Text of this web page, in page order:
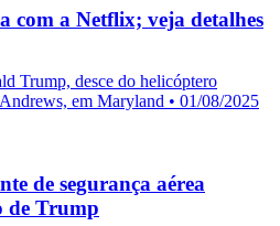
com a Netflix; veja detalhes
de segurança aérea
de Trump